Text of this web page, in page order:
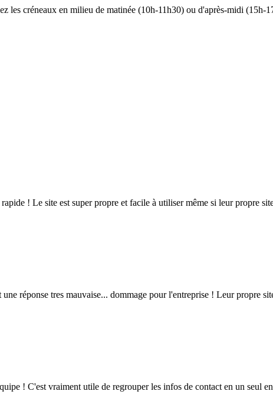
les créneaux en milieu de matinée (10h-11h30) ou d'après-midi (15h-
! Le site est super propre et facile à utiliser même si leur propre
réponse tres mauvaise... dommage pour l'entreprise ! Leur propre
! C'est vraiment utile de regrouper les infos de contact en un seul